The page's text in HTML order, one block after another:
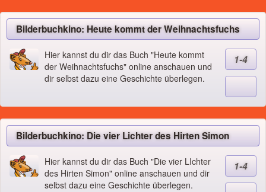
Bilderbuchkino: Heute kommt der Weihnachtsfuchs
Hier kannst du dir das Buch "Heute kommt
der Weihnachtsfuchs" online anschauen und
dir selbst dazu eine Geschichte überlegen.
1-4
Bilderbuchkino: Die vier Lichter des Hirten Simon
Hier kannst du dir das Buch "Die vier LIchter
des Hirten Simon" online anschauen und dir
selbst dazu eine Geschichte überlegen.
1-4